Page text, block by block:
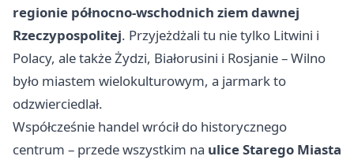
regionie północno-wschodnich ziem dawnej
Rzeczypospolitej. Przyjeżdżali tu nie tylko Litwini i
Polacy, ale także Żydzi, Białorusini i Rosjanie – Wilno
było miastem wielokulturowym, a jarmark to
odzwierciedlał.
Współcześnie handel wrócił do historycznego
centrum – przede wszystkim na ulice Starego Miasta